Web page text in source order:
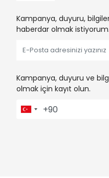
Kampanya, duyuru,
haberdar olmak istiyorum.
Kampanya, duyuru ve
olmak için kayıt olun.